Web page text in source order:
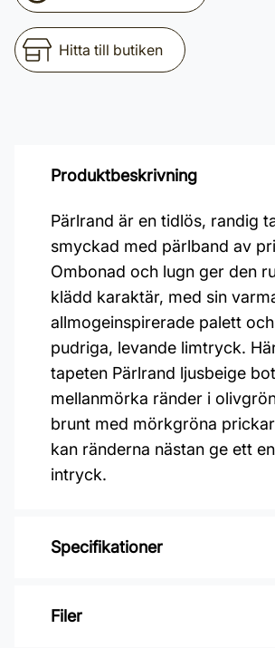
Hitta till butiken
Produktbeskrivning
Pärlrand är en tidlös, randig
smyckad med pärlband av
Ombonad och lugn ger den
klädd karaktär, med sin
allmogeinspirerade palett
pudriga, levande limtryck.
tapeten Pärlrand ljusbeige
mellanmörka ränder i
brunt med mörkgröna
kan ränderna nästan ge ett
intryck.
Specifikationer
Varumärke: Boråstapeter
Filer